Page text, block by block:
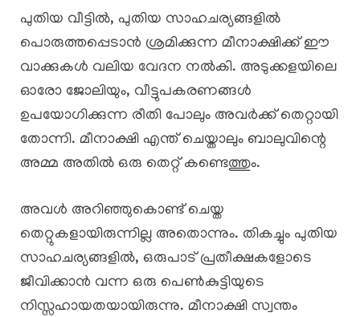
പുതിയ വീട്ടിൽ, പുതിയ സാഹചര്യങ്ങളിൽ
പൊരുത്തപ്പെടാൻ ശ്രമിക്കുന്ന മീനാക്ഷിക്ക് ഈ
വാക്കുകൾ വലിയ വേദന നൽകി. അടുക്കളയിലെ
ഓരോ ജോലിയും, വീട്ടുപകരണങ്ങൾ
ഉപയോഗിക്കുന്ന രീതി പോലും അവർക്ക് തെറ്റായി
തോന്നി. മീനാക്ഷി എന്ത് ചെയ്താലും ബാലുവിന്റെ
അമ്മ അതിൽ ഒരു തെറ്റ് കണ്ടെത്തും.
അവൾ അറിഞ്ഞുകൊണ്ട് ചെയ്ത
തെറ്റുകളായിരുന്നില്ല അതൊന്നും. തികച്ചും പുതിയ
സാഹചര്യങ്ങളിൽ, ഒരുപാട് പ്രതീക്ഷകളോടെ
ജീവിക്കാൻ വന്ന ഒരു പെൺകുട്ടിയുടെ
നിസ്സഹായതയായിരുന്നു. മീനാക്ഷി സ്വന്തം